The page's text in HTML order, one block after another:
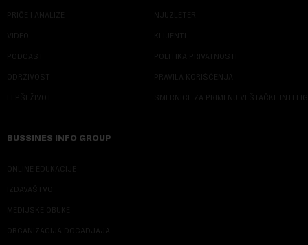
PRIČE I ANALIZE
VIDEO
PODCAST
ODRŽIVOST
LEPŠI ŽIVOT
NJUZLETER
KLIJENTI
POLITIKA PRIVATNOSTI
PRAVILA KORIŠĆENJA
SMERNICE ZA PRIMENU VEŠTAČKE
BUSSINES INFO GROUP
ONLINE EDUKACIJE
IZDAVAŠTVO
MEDIJSKE OBUKE
ORGANIZACIJA DOGADJAJA